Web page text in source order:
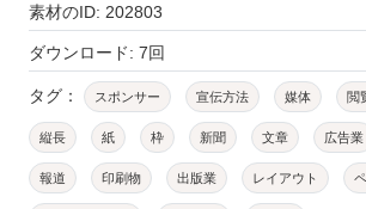
素材のID: 202803
ダウンロード: 7回
タグ： スポンサー 宣伝方法 媒体 閲
縦長 紙 枠 新聞 文章 広告業
報道 印刷物 出版業 レイアウト